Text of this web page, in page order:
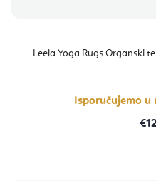
Leela Yoga Rugs Organski
Isporučujemo u